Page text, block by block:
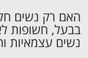
האם רק נשים
בבעל, חשופות
נשים עצמאיות